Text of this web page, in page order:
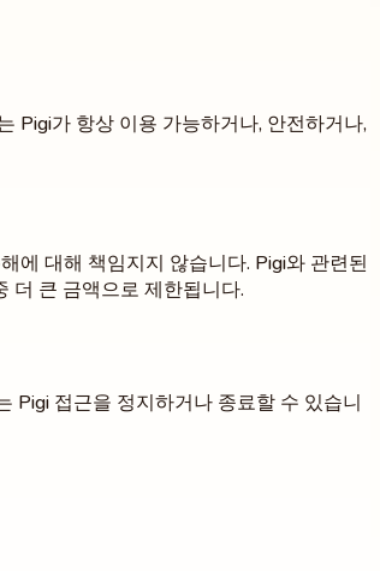
Pigi가 항상 이용 가능하거나, 안전하거나,
에 대해 책임지지 않습니다. Pigi와 관련된
더 큰 금액으로 제한됩니다.
Pigi 접근을 정지하거나 종료할 수 있습니